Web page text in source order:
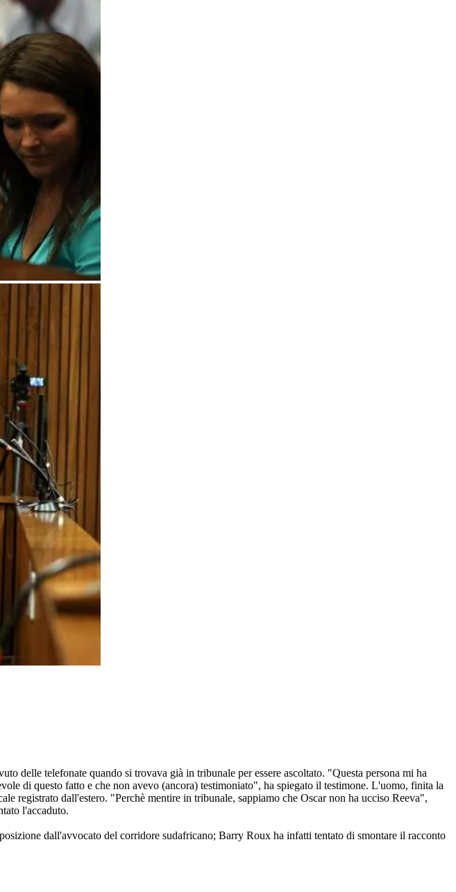
delle telefonate quando si trovava già in tribunale per essere ascoltato. "Questa persona mi ha
di questo fatto e che non avevo (ancora) testimoniato", ha spiegato il testimone. L'uomo, finita la
registrato dall'estero. "Perchè mentire in tribunale, sappiamo che Oscar non ha ucciso Reeva",
l'accaduto.
dall'avvocato del corridore sudafricano; Barry Roux ha infatti tentato di smontare il racconto